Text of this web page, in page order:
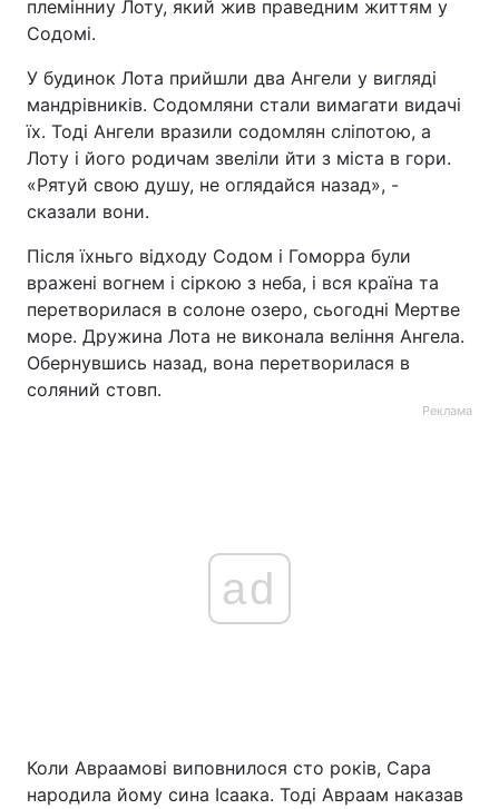
племінниу Лоту, який жив праведним життям у
Содомі.
У будинок Лота прийшли два Ангели у вигляді
мандрівників. Содомляни стали вимагати видачі
їх. Тоді Ангели вразили содомлян сліпотою, а
Лоту і його родичам звеліли йти з міста в гори.
«Рятуй свою душу, не оглядайся назад», -
сказали вони.
Після їхньго відходу Содом і Гоморра були
вражені вогнем і сіркою з неба, і вся країна та
перетворилася в солоне озеро, сьогодні Мертве
море. Дружина Лота не виконала веління Ангела.
Обернувшись назад, вона перетворилася в
соляний стовп.
Реклама
ad
Коли Авраамові виповнилося сто років, Сара
народила йому сина Ісаака. Тоді Авраам наказав